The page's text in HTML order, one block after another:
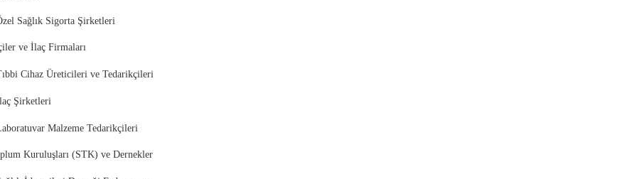
Sağlık Sigorta Şirketleri
ve İlaç Firmaları
Cihaz Üreticileri ve Tedarikçileri
Şirketleri
Malzeme Tedarikçileri
Kuruluşları (STK) ve Dernekler